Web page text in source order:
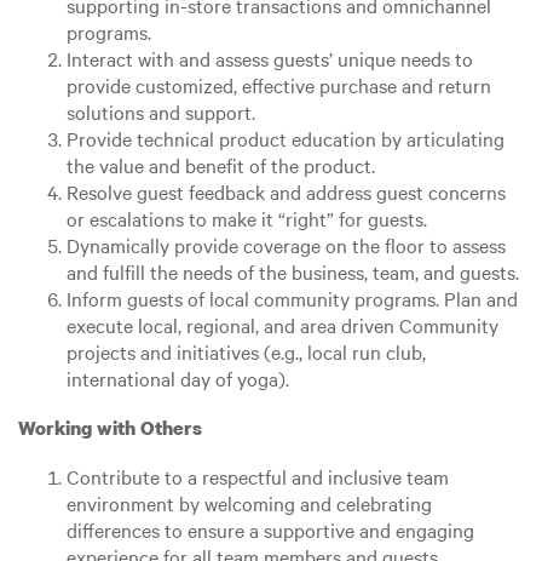
programs.
Interact with and assess guests’ unique needs to
provide customized, effective purchase and return
solutions and support.
Provide technical product education by articulating
the value and benefit of the product.
Resolve guest feedback and address guest concerns
or escalations to make it “right” for guests.
Dynamically provide coverage on the floor to assess
and fulfill the needs of the business, team, and guests.
Inform guests of local community programs. Plan and
execute local, regional, and area driven Community
projects and initiatives (e.g., local run club,
international day of yoga).
Working with Others
Contribute to a respectful and inclusive team
environment by welcoming and celebrating
differences to ensure a supportive and engaging